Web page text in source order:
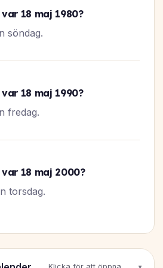
18 maj 1980?
söndag.
18 maj 1990?
fredag.
18 maj 2000?
torsdag.